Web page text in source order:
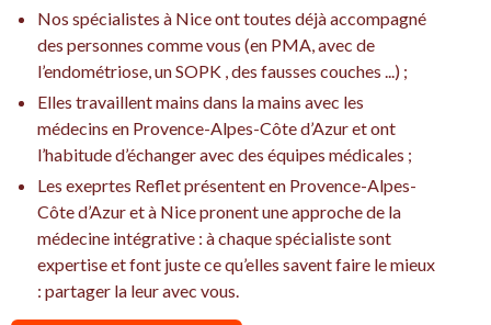
Nos spécialistes à Nice ont toutes déjà accompagné
des personnes comme vous (en PMA, avec de
l’endométriose, un SOPK , des fausses couches ...) ;
Elles travaillent mains dans la mains avec les
médecins en Provence-Alpes-Côte d’Azur et ont
l’habitude d’échanger avec des équipes médicales ;
Les exeprtes Reflet présentent en Provence-Alpes-
Côte d’Azur et à Nice pronent une approche de la
médecine intégrative : à chaque spécialiste sont
expertise et font juste ce qu’elles savent faire le mieux
: partager la leur avec vous.